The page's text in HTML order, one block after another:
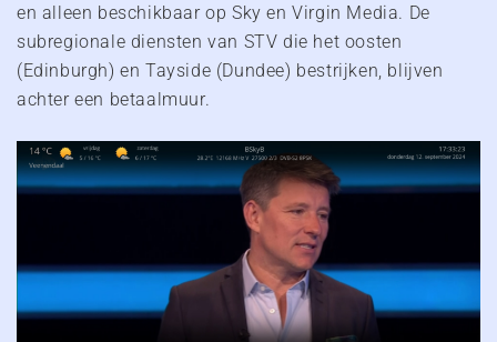
en alleen beschikbaar op Sky en Virgin Media. De
subregionale diensten van STV die het oosten
(Edinburgh) en Tayside (Dundee) bestrijken, blijven
achter een betaalmuur.